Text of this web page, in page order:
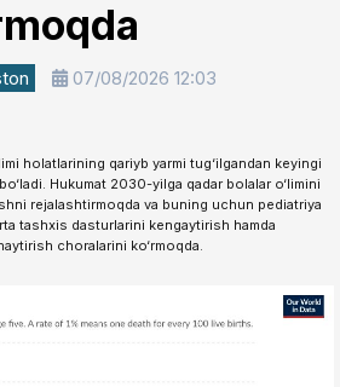
07/08/2026 12:03
holatlarining qariyb yarmi tug‘ilgandan keyingi
Hukumat 2030-yilga qadar bolalar o‘limini
rejalashtirmoqda va buning uchun pediatriya
tashxis dasturlarini kengaytirish hamda
choralarini ko‘rmoqda.